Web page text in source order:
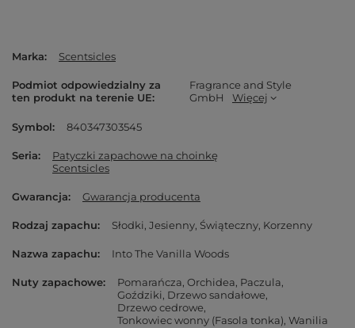
Marka Scentsicles
Podmiot odpowiedzialny za
ten produkt na terenie UE
Fragrance and Style
GmbH
Więcej
Symbol 840347303545
Seria
Patyczki zapachowe na choinkę
Scentsicles
Gwarancja Gwarancja producenta
Rodzaj zapachu Słodki Jesienny Świąteczny Korzenny
Nazwa zapachu Into The Vanilla Woods
Nuty zapachowe Pomarańcza Orchidea Paczula
Goździki Drzewo sandałowe
Drzewo cedrowe
Tonkowiec wonny (Fasola tonka) Wanilia